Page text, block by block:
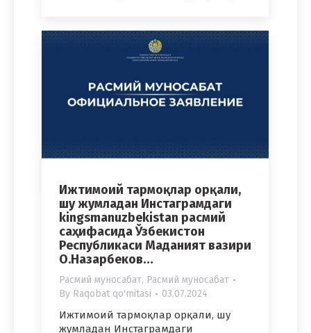
Ижтимоий тармоқлар орқали,
шу жумладан Инстаграмдаги
kingsmanuzbekistan расмий
саҳифасида Ўзбекистон
Республикаси Маданият вазири
О.Назарбеков…
Расмий муносабат, Расмий муносабат
By Raqobat qo'mitasi 03.07.2024
Ижтимоий тармоқлар орқали, шу
жумладан Инстаграмдаги